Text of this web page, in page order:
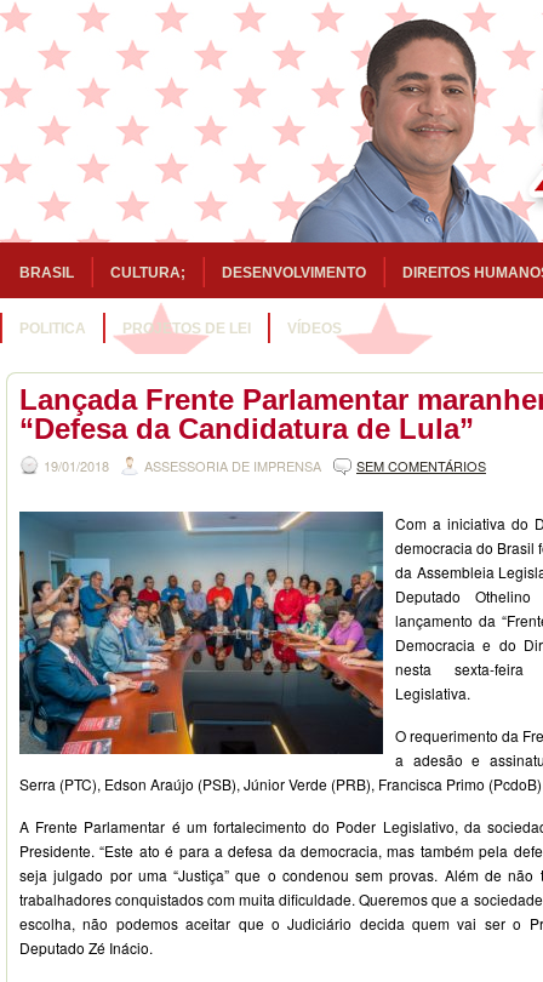
BRASIL CULTURA; DESENVOLVIMENTO DIREITOS
POLITICA PROJETOS DE LEI VÍDEOS
Lançada Frente Parlamentar
“Defesa da Candidatura de Lula”
19/01/2018 ASSESSORIA DE IMPRENSA SEM COMENTÁRIOS
Com a iniciativa do
democracia do Brasil
da Assembleia
Deputado
lançamento da
Democracia e do
nesta sexta-feira
Legislativa.
O requerimento da
a adesão e
Serra (PTC), Edson Araújo (PSB), Júnior Verde (PRB), Francisca Primo
A Frente Parlamentar é um fortalecimento do Poder Legislativo, da
Presidente. “Este ato é para a defesa da democracia, mas também pela
seja julgado por uma “Justiça” que o condenou sem provas. Além de
trabalhadores conquistados com muita dificuldade. Queremos que a
escolha, não podemos aceitar que o Judiciário decida quem vai ser o
Deputado Zé Inácio.